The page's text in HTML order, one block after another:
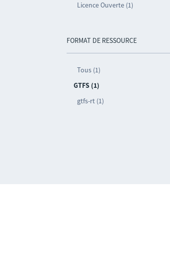
Licence Ouverte (1)
FORMAT DE RESSOURCE
Tous (1)
GTFS (1)
gtfs-rt (1)